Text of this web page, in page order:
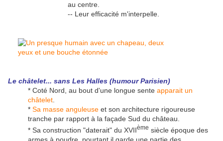
au centre.
-- Leur efficacité m'interpelle.
Le châtelet... sans Les Halles (humour Parisien)
* Coté Nord, au bout d'une longue sente apparait un
châtelet
* Sa masse anguleuse et son architecture rigoureuse
tranche par rapport à la façade Sud du château.
* Sa construction "daterait" du XVIIème siècle époque des